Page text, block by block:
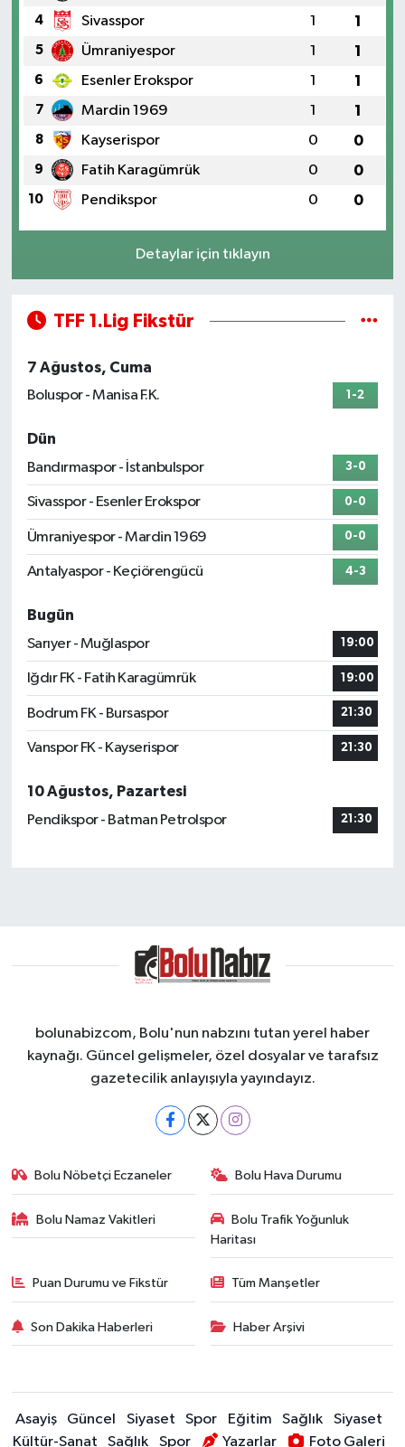
4 Sivasspor 1 1
5 Ümraniyespor 1 1
6 Esenler Erokspor 1 1
7 Mardin 1969 1 1
8 Kayserispor 0 0
9 Fatih Karagümrük 0 0
10 Pendikspor 0 0
Detaylar için tıklayın
TFF 1.Lig Fikstür
7 Ağustos, Cuma
Boluspor - Manisa F.K.
1-2
Dün
Bandırmaspor - İstanbulspor
3-0
Sivasspor - Esenler Erokspor 0-0
Ümraniyespor - Mardin 1969 0-0
Antalyaspor - Keçiörengücü 4-3
Bugün
Sarıyer - Muğlaspor
19:00
Iğdır FK - Fatih Karagümrük 19:00
Bodrum FK - Bursaspor 21:30
Vanspor FK - Kayserispor 21:30
10 Ağustos, Pazartesi
Pendikspor - Batman Petrolspor
21:30
bolunabizcom, Bolu'nun nabzını tutan yerel haber
kaynağı. Güncel gelişmeler, özel dosyalar ve tarafsız
gazetecilik anlayışıyla yayındayız.
Bolu Nöbetçi Eczaneler Bolu Hava Durumu
Bolu Namaz Vakitleri
Bolu Trafik Yoğunluk
Haritası
Puan Durumu ve Fikstür Tüm Manşetler
Son Dakika Haberleri Haber Arşivi
Asayiş Güncel Siyaset Spor Eğitim Sağlık
Siyaset
Kültür-Sanat
Sağlık Spor Yazarlar Foto Galeri